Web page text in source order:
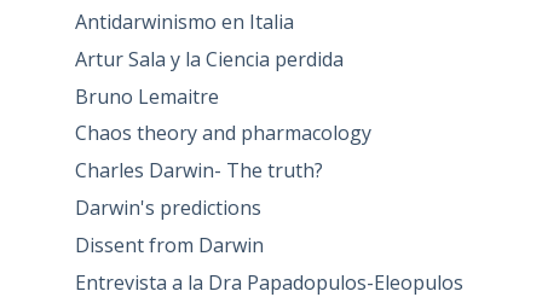
Antidarwinismo en Italia
Artur Sala y la Ciencia perdida
Bruno Lemaitre
Chaos theory and pharmacology
Charles Darwin- The truth?
Darwin's predictions
Dissent from Darwin
Entrevista a la Dra Papadopulos-Eleopulos